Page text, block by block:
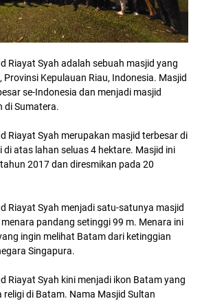
Riayat Syah adalah sebuah masjid yang
Provinsi Kepulauan Riau, Indonesia. Masjid
se-Indonesia dan menjadi masjid
di Sumatera.
Riayat Syah merupakan masjid terbesar di
di atas lahan seluas 4 hektare. Masjid ini
2017 dan diresmikan pada 20
Riayat Syah menjadi satu-satunya masjid
pandang setinggi 99 m. Menara ini
ingin melihat Batam dari ketinggian
Singapura.
Riayat Syah kini menjadi ikon Batam yang
di Batam. Nama Masjid Sultan